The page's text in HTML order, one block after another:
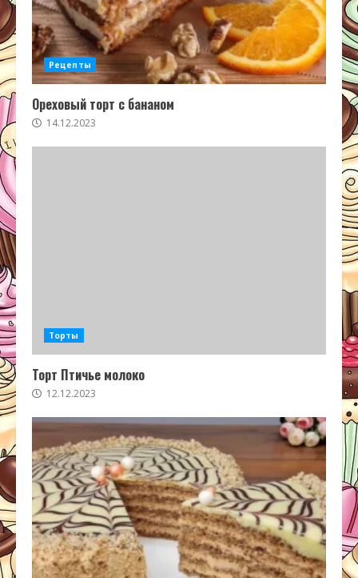
Рецепты
Ореховый торт с бананом
14.12.2023
Торты
Торт Птичье молоко
12.12.2023